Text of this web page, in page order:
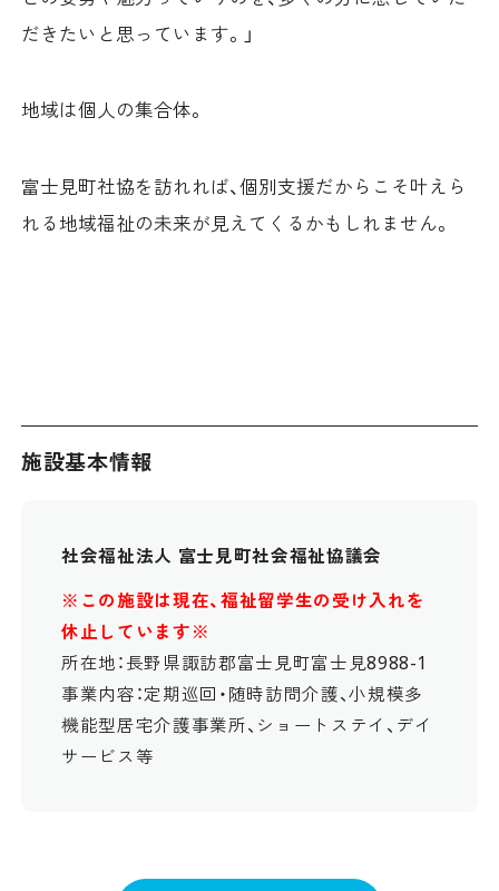
だきたいと思っています。」
地域は個人の集合体。
富士見町社協を訪れれば、個別支援だからこそ叶えら
れる地域福祉の未来が見えてくるかもしれません。
施設基本情報
社会福祉法人 富士見町社会福祉協議会
※この施設は現在、福祉留学生の受け入れを
休止しています※
所在地：長野県諏訪郡富士見町富士見8988-1
事業内容：定期巡回・随時訪問介護、小規模多
機能型居宅介護事業所、ショートステイ、デイ
サービス等